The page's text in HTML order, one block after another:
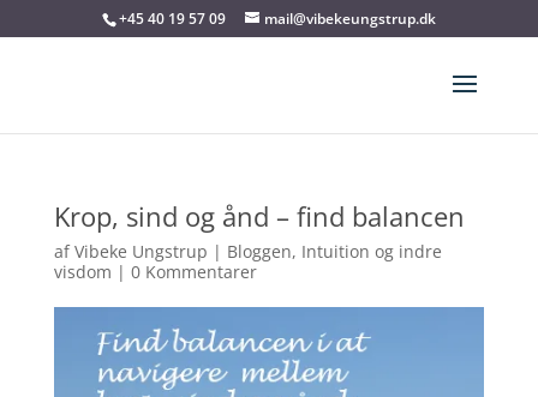
+45 40 19 57 09 mail@vibekeungstrup.dk
Krop, sind og ånd – find balancen
afVibeke Ungstrup | Bloggen, Intuition og indre
visdom | 0 Kommentarer